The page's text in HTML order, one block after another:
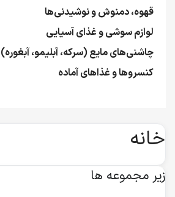
قهوه، دمنوش و نوشیدنی‌ها
لوازم سوشی و غذای آسیایی
چاشنی‌های مایع (سرکه، آبلیمو، آبغوره)
کنسروها و غذاهای آماده
خانه
زیر مجموعه ها